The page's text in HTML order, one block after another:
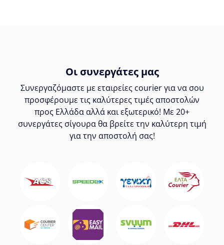
Οι συνεργάτες μας
Συνεργαζόμαστε με εταιρείες courier για να σου
προσφέρουμε τις καλύτερες τιμές αποστολών
προς Ελλάδα αλλά και εξωτερικό! Με 20+
συνεργάτες σίγουρα θα βρείτε την καλύτερη τιμή
για την αποστολή σας!